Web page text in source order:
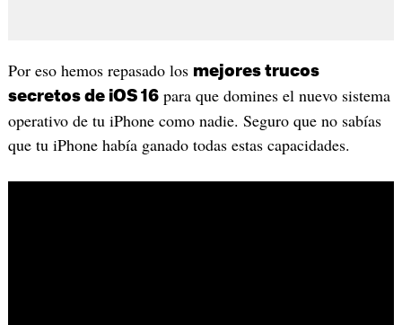
Por eso hemos repasado los mejores trucos
secretos de iOS 16para que domines el nuevo sistema
operativo de tu iPhone como nadie. Seguro que no sabías
que tu iPhone había ganado todas estas capacidades.